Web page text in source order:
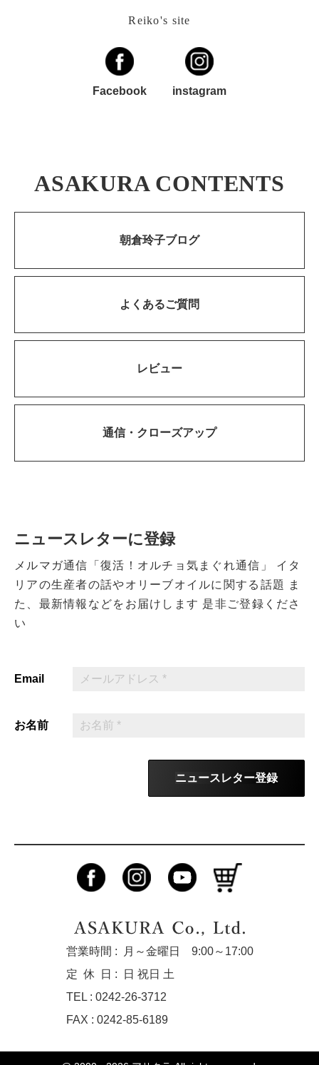
Reiko's site
Facebook instagram
ASAKURA CONTENTS
朝倉玲子ブログ
よくあるご質問
レビュー
通信・ クローズアップ
ニュースレターに登録
メルマガ通信「復活！オルチョ気まぐれ通信」
イタ
リアの生産者の話やオリーブオイルに関する話題
ま
た、最新情報などをお届けします 是非ご登録くださ
い
Email
お名前
ニュースレター登録
営業時間 :
月～金曜日 9:00～17:00
定休
日 :
日 祝日 土
TEL : 0242-26-3712
FAX : 0242-85-6189